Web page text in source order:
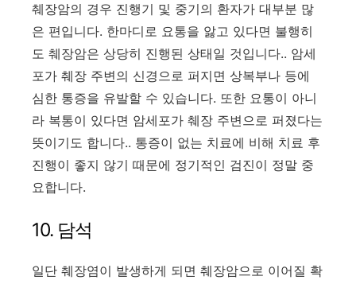
췌장암의 경우 진행기 및 중기의 환자가 대부분 많
은 편입니다. 한마디로 요통을 앓고 있다면 불행히
도 췌장암은 상당히 진행된 상태일 것입니다.. 암세
포가 췌장 주변의 신경으로 퍼지면 상복부나 등에
심한 통증을 유발할 수 있습니다. 또한 요통이 아니
라 복통이 있다면 암세포가 췌장 주변으로 퍼졌다는
뜻이기도 합니다.. 통증이 없는 치료에 비해 치료 후
진행이 좋지 않기 때문에 정기적인 검진이 정말 중
요합니다.
10. 담석
일단 췌장염이 발생하게 되면 췌장암으로 이어질 확